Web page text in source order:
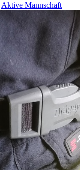
Aktive Mannschaft